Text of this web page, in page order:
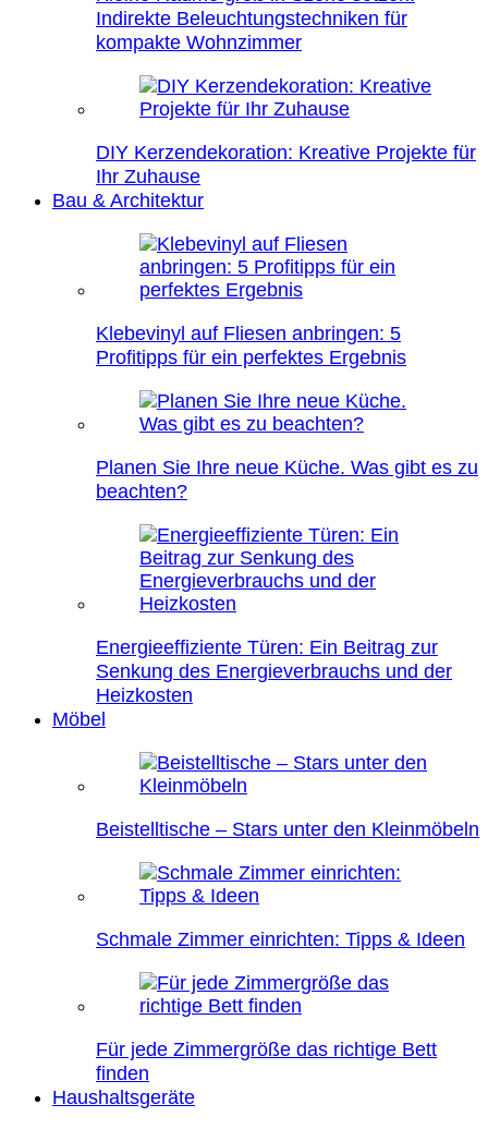
Indirekte Beleuchtungstechniken für
kompakte Wohnzimmer
DIY Kerzendekoration: Kreative Projekte für
Ihr Zuhause
Bau & Architektur
Klebevinyl auf Fliesen anbringen: 5
Profitipps für ein perfektes Ergebnis
Planen Sie Ihre neue Küche. Was gibt es zu
beachten?
Energieeffiziente Türen: Ein Beitrag zur
Senkung des Energieverbrauchs und der
Heizkosten
Möbel
Beistelltische – Stars unter den Kleinmöbeln
Schmale Zimmer einrichten: Tipps & Ideen
Für jede Zimmergröße das richtige Bett
finden
Haushaltsgeräte